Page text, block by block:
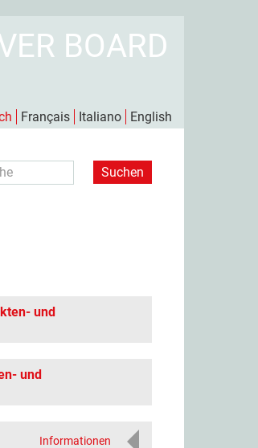
BOARD
Français Italiano English
Suchen
und
und
Informationen